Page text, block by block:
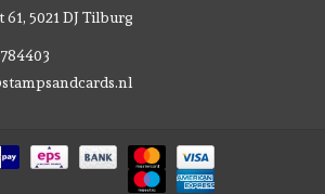
61, 5021 DJ Tilburg